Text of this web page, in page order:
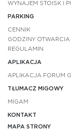
WYNAJEM STOISK I
PARKING
CENNIK
GODZINY OTWARCIA
REGULAMIN
APLIKACJA
APLIKACJA FORUM
TŁUMACZ MIGOWY
MIGAM
KONTAKT
MAPA STRONY